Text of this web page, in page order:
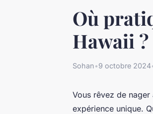
Où
Hawaii ?
Sohan•9 octobre 2024
Vous rêvez de
expérience unique.